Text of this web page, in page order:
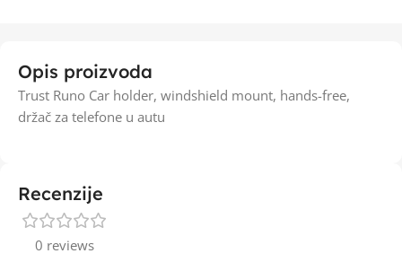
Opis proizvoda
Trust Runo Car holder, windshield mount, hands-free,
držač za telefone u autu
Recenzije
0 reviews